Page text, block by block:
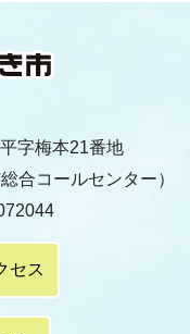
字梅本21番地
合コールセンター）
セス